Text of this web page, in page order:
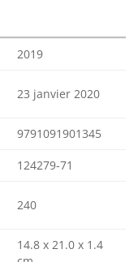
2019
23 janvier 2020
9791091901345
124279-71
240
14.8 x 21.0 x 1.4